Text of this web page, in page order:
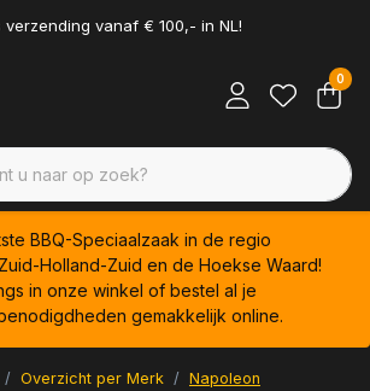
verzending vanaf € 100,- in NL!
0
BBQ-Speciaalzaak in de regio
Holland-Zuid en de Hoekse Waard!
in onze winkel of bestel al je
gemakkelijk online.
Overzicht per Merk
Napoleon